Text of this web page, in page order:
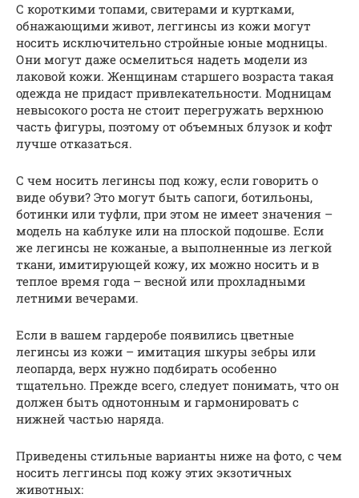
С короткими топами, свитерами и куртками,
обнажающими живот, леггинсы из кожи могут
носить исключительно стройные юные модницы.
Они могут даже осмелиться надеть модели из
лаковой кожи. Женщинам старшего возраста такая
одежда не придаст привлекательности. Модницам
невысокого роста не стоит перегружать верхнюю
часть фигуры, поэтому от объемных блузок и кофт
лучше отказаться.
С чем носить легинсы под кожу, если говорить о
виде обуви? Это могут быть сапоги, ботильоны,
ботинки или туфли, при этом не имеет значения –
модель на каблуке или на плоской подошве. Если
же легинсы не кожаные, а выполненные из легкой
ткани, имитирующей кожу, их можно носить и в
теплое время года – весной или прохладными
летними вечерами.
Если в вашем гардеробе появились цветные
легинсы из кожи – имитация шкуры зебры или
леопарда, верх нужно подбирать особенно
тщательно. Прежде всего, следует понимать, что он
должен быть однотонным и гармонировать с
нижней частью наряда.
Приведены стильные варианты ниже на фото, с чем
носить леггинсы под кожу этих экзотичных
животных: